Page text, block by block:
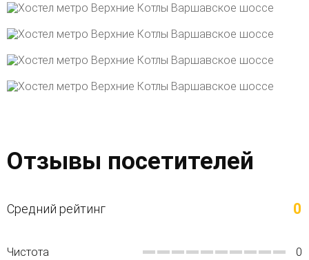
Отзывы посетителей
Средний рейтинг 0
Чистота
0